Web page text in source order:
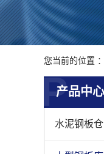
您当前的位置 ：
产品中心
P
水泥钢板仓